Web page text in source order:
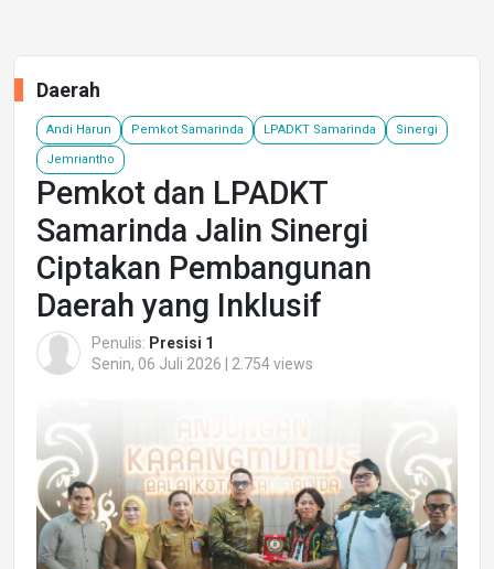
Daerah
Andi Harun Pemkot Samarinda LPADKT Samarinda Sinergi
Jemriantho
Pemkot dan LPADKT
Samarinda Jalin Sinergi
Ciptakan Pembangunan
Daerah yang Inklusif
Penulis: Presisi 1
Senin, 06 Juli 2026 | 2.754 views